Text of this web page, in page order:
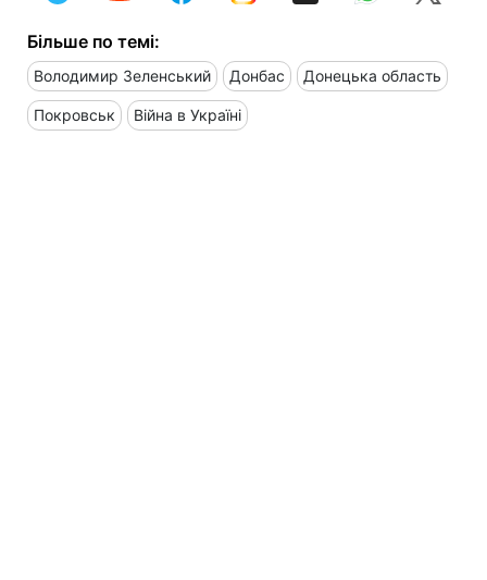
Більше по темі:
Володимир Зеленський Донбас Донецька область
Покровськ Війна в Україні